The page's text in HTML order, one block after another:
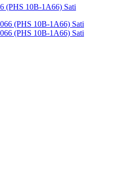
(PHS 10B-1A66) Sati